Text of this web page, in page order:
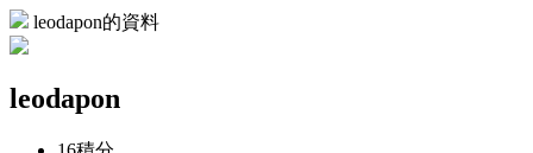
leodapon的資料
leodapon